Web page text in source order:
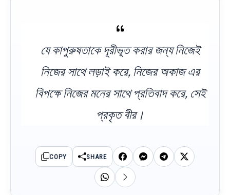
যে কাপুরুষতাকে দূরীভূত করার জন্য নিজেই
নিজের সাথে লড়াই করে, নিজের অকাজ এর
বিপক্ষে নিজের মনের সাথে প্রতিবাদ করে, সেই
প্রকৃত বীর।
COPY SHARE